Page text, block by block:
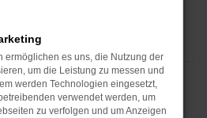
ermöglichen es uns, die Nutzung der
um die Leistung zu messen und
werden Technologien eingesetzt,
verwendet werden, um
zu verfolgen und um Anzeigen